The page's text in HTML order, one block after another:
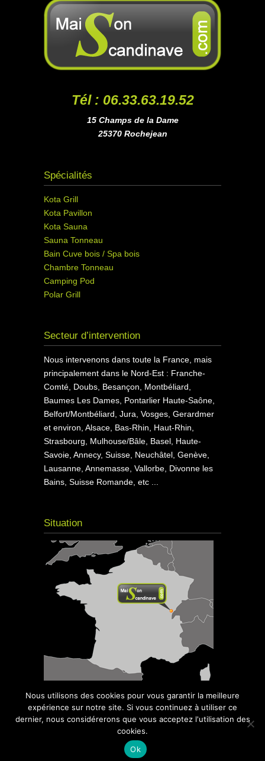
Tél : 06.33.63.19.52
15 Champs de la Dame
25370 Rochejean
Spécialités
Kota Grill
Kota Pavillon
Kota Sauna
Sauna Tonneau
Bain Cuve bois / Spa bois
Chambre Tonneau
Camping Pod
Polar Grill
Secteur d’intervention
Nous intervenons dans toute la France, mais
principalement dans le Nord-Est : Franche-
Comté, Doubs, Besançon, Montbéliard,
Baumes Les Dames, Pontarlier Haute-Saône,
Belfort/Montbéliard, Jura, Vosges, Gerardmer
et environ, Alsace, Bas-Rhin, Haut-Rhin,
Strasbourg, Mulhouse/Bâle, Basel, Haute-
Savoie, Annecy, Suisse, Neuchâtel, Genève,
Lausanne, Annemasse, Vallorbe, Divonne les
Bains, Suisse Romande, etc ...
Situation
Maison Scandinave
Sauna, Spa - Tous droits réservés | Site réalisé
Nous utilisons des cookies pour vous garantir la meilleure
expérience sur notre site. Si vous continuez à utiliser ce
dernier, nous considérerons que vous acceptez l'utilisation des
cookies.
Ok